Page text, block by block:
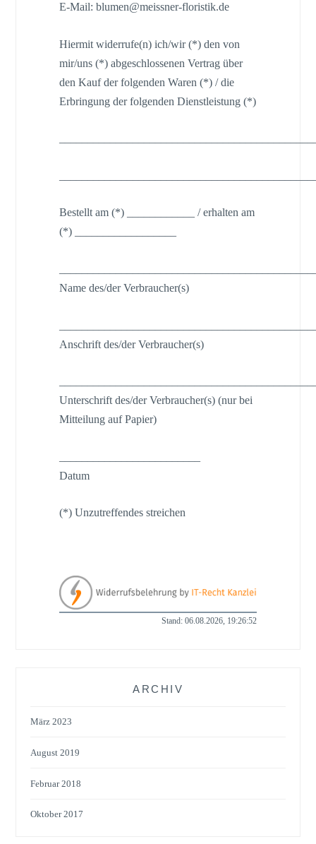
E-Mail: blumen@meissner-floristik.de
Hiermit widerrufe(n) ich/wir (*) den von
mir/uns (*) abgeschlossenen Vertrag über
den Kauf der folgenden Waren (*) / die
Erbringung der folgenden Dienstleistung (*)
Bestellt am (*) ____________ / erhalten am
(*) __________________
Name des/der Verbraucher(s)
Anschrift des/der Verbraucher(s)
Unterschrift des/der Verbraucher(s) (nur bei
Mitteilung auf Papier)
Datum
(*) Unzutreffendes streichen
Stand: 06.08.2026, 19:26:52
ARCHIV
März 2023
August 2019
Februar 2018
Oktober 2017